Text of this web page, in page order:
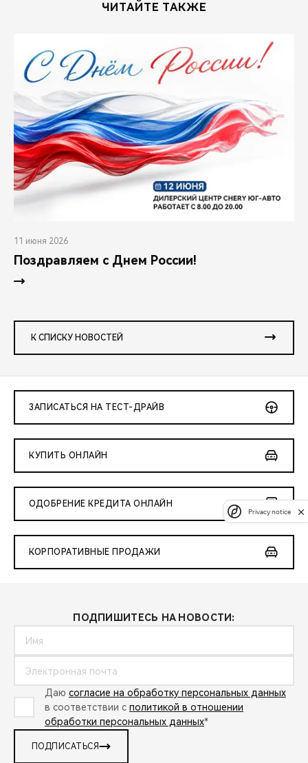
ЧИТАЙТЕ ТАКЖЕ
11 июня 2026
Поздравляем с Днем России!
К СПИСКУ НОВОСТЕЙ
ЗАПИСАТЬСЯ НА ТЕСТ-ДРАЙВ
КУПИТЬ ОНЛАЙН
ОДОБРЕНИЕ КРЕДИТА ОНЛАЙН
КОРПОРАТИВНЫЕ ПРОДАЖИ
ПОДПИШИТЕСЬ НА НОВОСТИ:
Даю согласие на обработку персональных данных
в соответствии с политикой в отношении
обработки персональных данных*
ПОДПИСАТЬСЯ
Privacy notice